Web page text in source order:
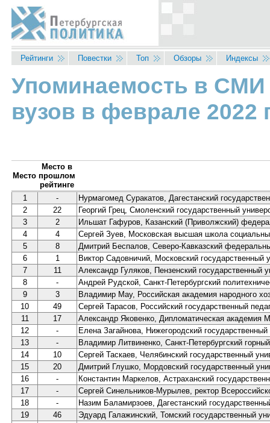
Перейти к основному содержанию
Рейтинги Повестки Топ Обзоры Индексы
Вы здесь
Упоминаемость в СМИ
вузов в феврале 2022
Место
Место в
прошлом
рейтинге
1
-
Нурмагомед Суракатов, Дагестанский
2
22
Георгий Грец, Смоленский государственный
3
2
Ильшат Гафуров, Казанский (Приволжский)
4
4
Сергей Зуев, Московская высшая школа
5
8
Дмитрий Беспалов, Северо-Кавказский
6
1
Виктор Садовничий, Московский государственный
7
11
Александр Гуляков, Пензенский государственный
8
-
Андрей Рудской, Санкт-Петербургский
9
3
Владимир Мау, Российская академия народного
10
49
Сергей Тарасов, Российский государственный
11
17
Александр Яковенко, Дипломатическая академия
12
-
Елена Загайнова, Нижегородский
13
-
Владимир Литвиненко, Санкт-Петербургский
14
10
Сергей Таскаев, Челябинский государственный
15
20
Дмитрий Глушко, Мордовский государственный
16
-
Константин Маркелов, Астраханский
17
-
Сергей Синельников-Мурылев, ректор
18
-
Назим Баламирзоев, Дагестанский
19
46
Эдуард Галажинский, Томский государственный